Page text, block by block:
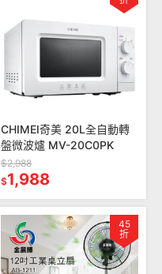
CHIMEI奇美 20L全自動轉
盤微波爐 MV-20C0PK
$2,988
$1,988
45
折